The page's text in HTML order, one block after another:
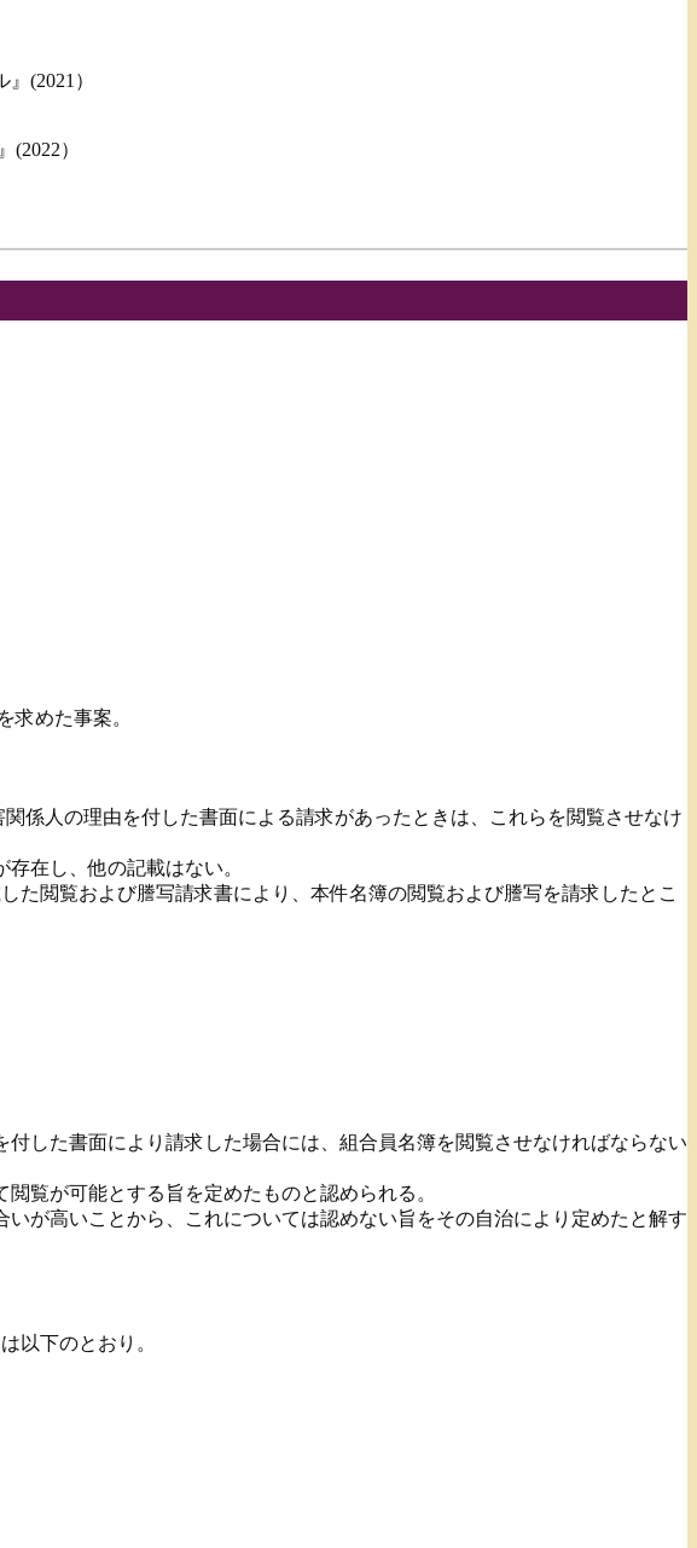
(2021）
）
求めた事案。
係人の理由を付した書面による請求があったときは、これらを閲覧させなけ
在し、他の記載はない。
た閲覧および謄写請求書により、本件名簿の閲覧および謄写を請求したとこ
した書面により請求した場合には、組合員名簿を閲覧させなければならない
覧が可能とする旨を定めたものと認められる。
が高いことから、これについては認めない旨をその自治により定めたと解す
以下のとおり。